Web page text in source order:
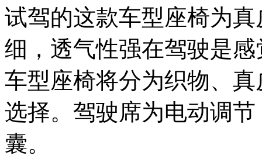
试驾的这款车型座椅为
细，透气性强在驾驶是
车型座椅将分为织物、
选择。驾驶席为电动调
囊。